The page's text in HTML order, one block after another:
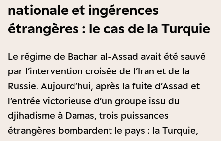
nationale et ingérences
étrangères : le cas de la Turquie
Le régime de Bachar al-Assad avait été sauvé
par l’intervention croisée de l’Iran et de la
Russie. Aujourd’hui, après la fuite d’Assad et
l’entrée victorieuse d’un groupe issu du
djihadisme à Damas, trois puissances
étrangères bombardent le pays : la Turquie,